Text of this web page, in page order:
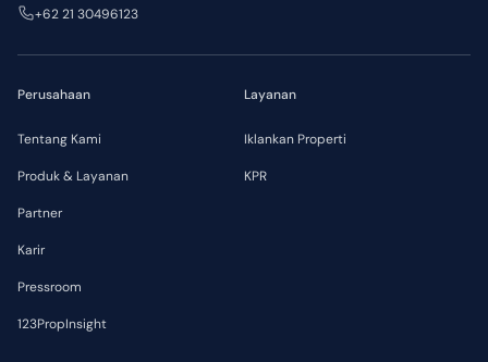
Perusahaan
Tentang Kami
Produk & Layanan
Partner
Karir
Pressroom
123PropInsight
Layanan
Iklankan Properti
KPR
+62 21 30496123